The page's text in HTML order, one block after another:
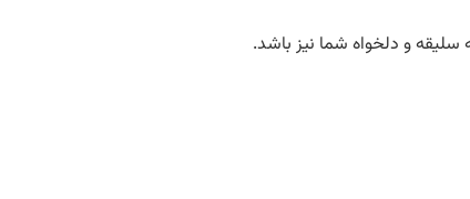
سلیقه و دلخواه شما نیز باشد.